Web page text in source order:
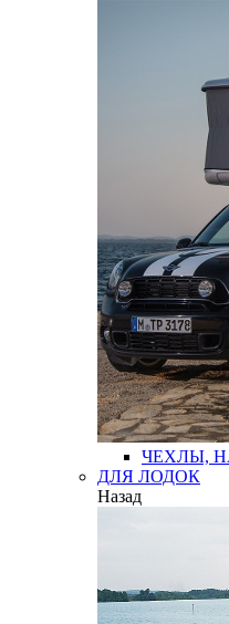
ЧЕХЛЫ,
ДЛЯ ЛОДОК
Назад